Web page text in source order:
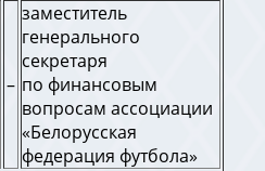
–
заместитель
генерального
секретаря
по финансовым
вопросам ассоциации
«Белорусская
федерация футбола»